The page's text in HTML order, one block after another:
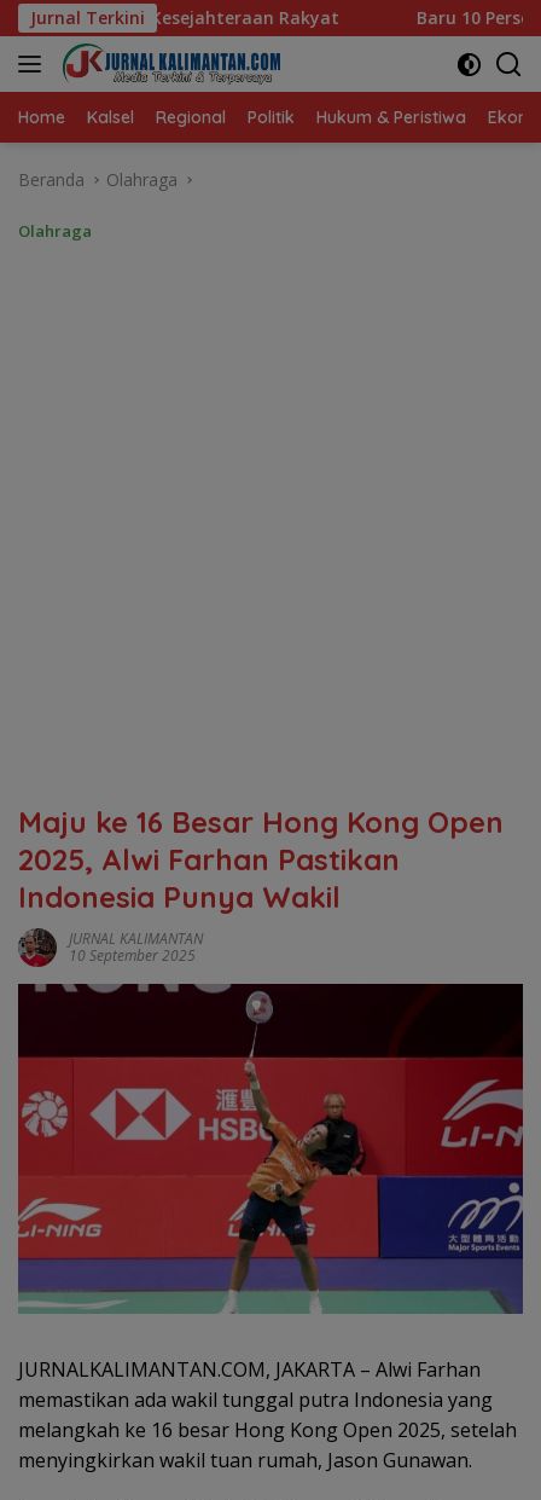
Langsung
ke
konten
Jurnal Terkini
Rakyat Baru 10 Persen, Aktivasi IKD Banjarmasin
Home Kalsel Regional Politik Hukum & Peristiwa
Beranda Olahraga
Olahraga
Maju ke 16 Besar Hong Kong Open
2025, Alwi Farhan Pastikan
Indonesia Punya Wakil
JURNAL KALIMANTAN
10 September 2025
JURNALKALIMANTAN.COM, JAKARTA – Alwi Farhan
memastikan ada wakil tunggal putra Indonesia yang
melangkah ke 16 besar Hong Kong Open 2025, setelah
menyingkirkan wakil tuan rumah, Jason Gunawan.